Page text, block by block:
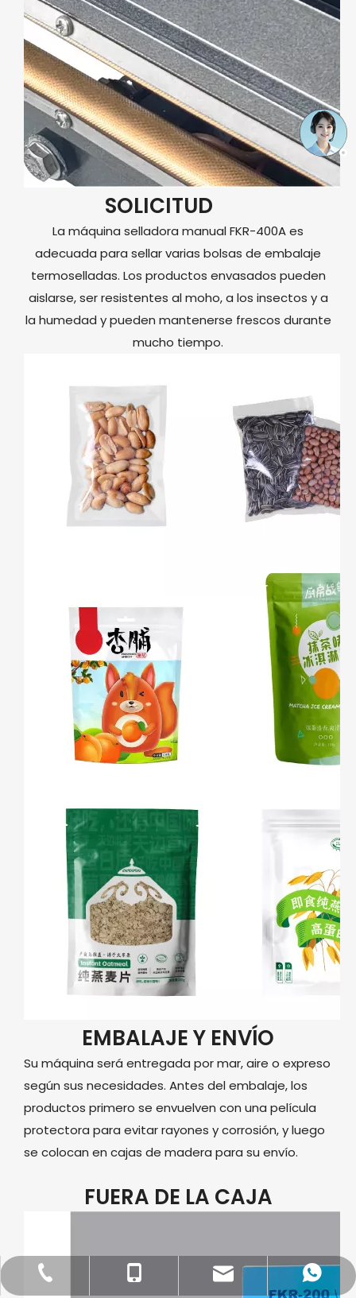
SOLICITUD
La máquina selladora manual FKR-400A es
adecuada para sellar varias bolsas de embalaje
termoselladas. Los productos envasados ​​pueden
aislarse, ser resistentes al moho, a los insectos y a
la humedad y pueden mantenerse frescos durante
mucho tiempo.
EMBALAJE Y ENVÍO
Su máquina será entregada por mar, aire o expreso
según sus necesidades. Antes del embalaje, los
productos primero se envuelven con una película
protectora para evitar rayones y corrosión, y luego
se colocan en cajas de madera para su envío.
FUERA DE LA CAJA
+86-577-88775569
+86- 13656777995
dfpack@packingmachine.com
+86 13656777971